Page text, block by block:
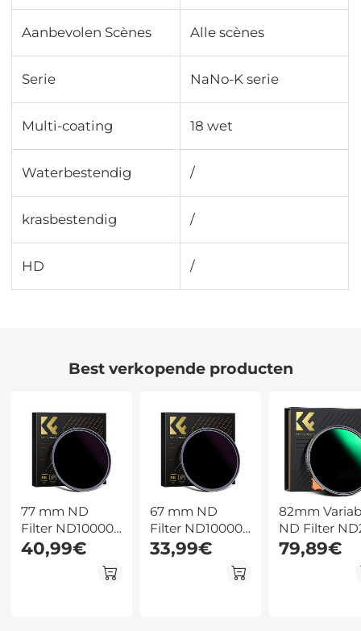
Aanbevolen Scènes Alle scènes
Serie NaNo-K serie
Multi-coating 18 wet
Waterbestendig /
krasbestendig /
HD /
Best verkopende producten
77 mm ND
Filter ND100000
Zonnefilter 16.6
Stops Solide
40,99€
67 mm ND
Filter ND100000
Zonnefilter 16.6
Stops Solide
33,99€
82mm
ND Filter
ND400 (1 - 9
Stops)
79,89€